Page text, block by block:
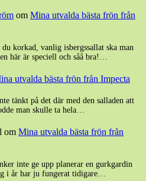
om Mina utvalda bästa frön från
korkad, vanlig isbergssallat ska man
här är speciell och såå bra!…
utvalda bästa frön från Impecta
tänkt på det där med den salladen att
man skulle ta hela…
om Mina utvalda bästa frön från
inte ge upp planerar en gurkgardin
i år har ju fungerat tidigare…